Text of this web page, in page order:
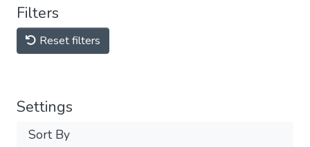
Filters
Reset filters
Settings
Sort By